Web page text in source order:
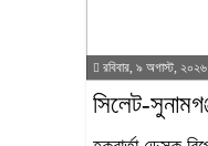
রবিবার, ৯ অগাস্ট, ২০২৬
‎সিলেট-